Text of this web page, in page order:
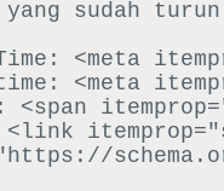
yang sudah
<meta
<meta
<span
<link